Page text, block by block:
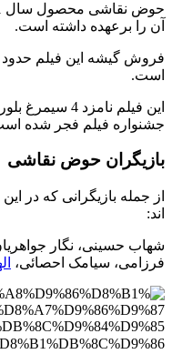
آن را برعهده داشته است.
است.
جشنواره فیلم فجر شده
بازیگران حوض نقاشی
از جمله بازیگرانی که در
اند:
شهاب حسینی، نگار
فرزامی، سیامک احصائی،